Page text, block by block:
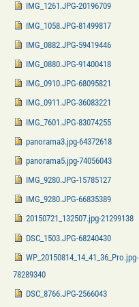
IMG_1261.JPG-20196709
IMG_1058.JPG-81499817
IMG_0882.JPG-59419446
IMG_0880.JPG-91400418
IMG_0910.JPG-68095821
IMG_0911.JPG-36083221
IMG_7601.JPG-83074255
panorama3.jpg-64372618
panorama5.jpg-74056043
IMG_9280.JPG-15785127
IMG_9280.JPG-66835389
20150721_132507.jpg-21299138
DSC_1503.JPG-68240430
WP_20150814_14_41_36_Pro.jpg-
78289340
DSC_8766.JPG-2566043